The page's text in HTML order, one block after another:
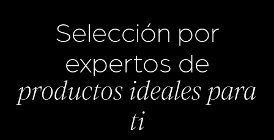
Selección por
expertos de
productos ideales para
ti